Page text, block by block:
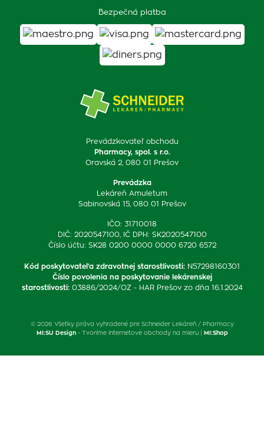
Prevádzkovateľ obchodu
Pharmacy, spol. s r.o.
Oravská 2, 080 01 Prešov
Prevádzka
Lekáreň Amuletum
Sabinovská 15, 080 01 Prešov
IČO: 31710018
DIČ: 2020547100, IČ DPH: SK2020547100
Číslo účtu: SK28 0200 0000 0000 6720 6572
Kód poskytovateľa zdravotnej starostlivosti: N57298160301
Číslo povolenia na poskytovanie lekárenskej
starostlivosti: 03886/2024/OZ - HAR Prešov zo dňa 16.1.2024
Bezpečná platba
© 2026 Všetky práva vyhradené pre Schneider Lekáreň / Pharmacy
MI:SU Design- Tvoríme internetové obchody na mieru | MI:Shop